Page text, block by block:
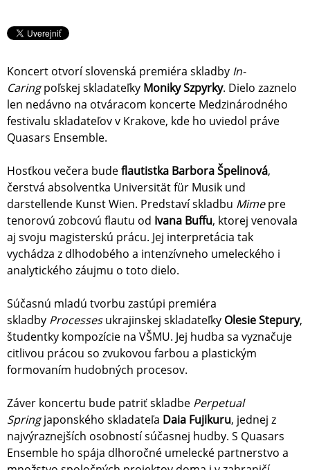
Koncert otvorí slovenská premiéra skladby In-
Caringpoľskej skladateľky Moniky Szpyrky. Dielo zaznelo
len nedávno na otváracom koncerte Medzinárodného
festivalu skladateľov v Krakove, kde ho uviedol práve
Quasars Ensemble.
Hosťkou večera budeflautistka Barbora Špelinová,
čerstvá absolventka Universität für Musik und
darstellende Kunst Wien. Predstaví skladbu Mimepre
tenorovú zobcovú flautu od Ivana Buffu, ktorej venovala
aj svoju magisterskú prácu. Jej interpretácia tak
vychádza z dlhodobého a intenzívneho umeleckého i
analytického záujmu o toto dielo.
Súčasnú mladú tvorbu zastúpi premiéra
skladby Processesukrajinskej skladateľky Olesie Stepury,
študentky kompozície na VŠMU. Jej hudba sa vyznačuje
citlivou prácou so zvukovou farbou a plastickým
formovaním hudobných procesov.
Záver koncertu bude patriť skladbe Perpetual
Springjaponského skladateľa Daia Fujikuru, jednej z
najvýraznejších osobností súčasnej hudby. S Quasars
Ensemble ho spája dlhoročné umelecké partnerstvo a